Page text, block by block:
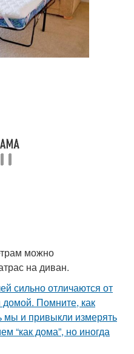
можно
на диван.
сильно отличаются от
Помните, как
мы и привыкли измерять
“как дома”, но иногда